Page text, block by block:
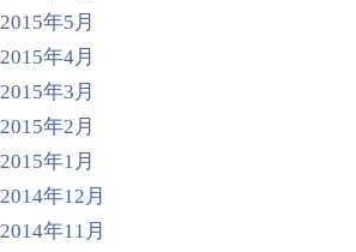
2015年5月
2015年4月
2015年3月
2015年2月
2015年1月
2014年12月
2014年11月